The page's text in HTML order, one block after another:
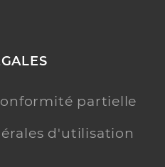
partielle
d'utilisation